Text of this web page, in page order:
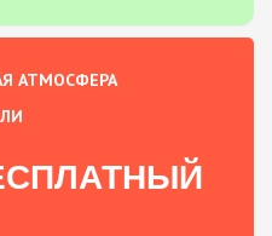
АТМОСФЕРА